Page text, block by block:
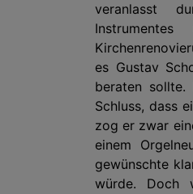
veranlasst
es Gustav
beraten
Schluss, dass
zog er zwar
einem
gewünschte
würde. Doch